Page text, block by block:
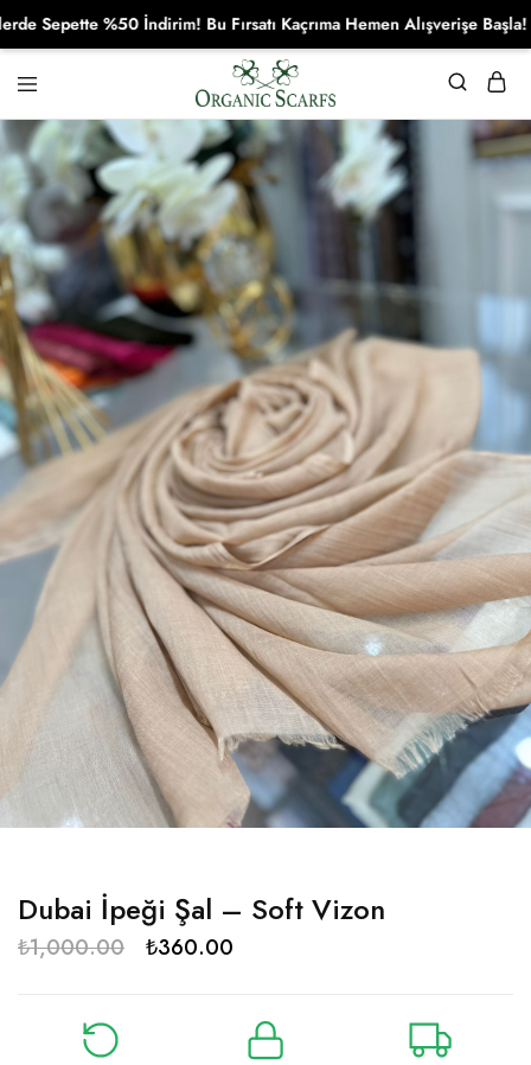
Organikscarf
Dubai İpeği Şal – Soft Vizon
₺1,000.00 ₺360.00
%50 İndirim! Bu Fırsatı Kaçrıma Hemen Alışverişe Başla!